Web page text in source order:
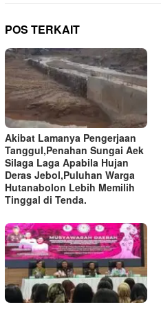
POS TERKAIT
Akibat Lamanya Pengerjaan
Tanggul,Penahan Sungai Aek
Silaga Laga Apabila Hujan
Deras Jebol,Puluhan Warga
Hutanabolon Lebih Memilih
Tinggal di Tenda.